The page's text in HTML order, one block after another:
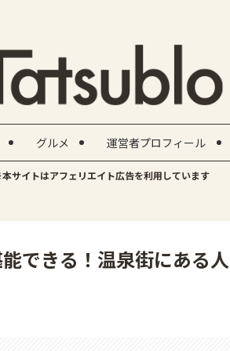
グルメ 運営者プロフィール
サイトはアフェリエイト広告を利用しています
できる！温泉街にある人